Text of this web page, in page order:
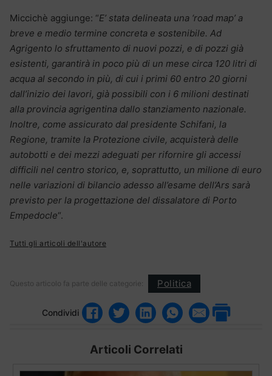
Miccichè aggiunge: “E’ stata delineata una ‘road map’ a
breve e medio termine concreta e sostenibile. Ad
Agrigento lo sfruttamento di nuovi pozzi, e di pozzi già
esistenti, garantirà in poco più di un mese circa 120 litri di
acqua al secondo in più, di cui i primi 60 entro 20 giorni
dall’inizio dei lavori, già possibili con i 6 milioni destinati
alla provincia agrigentina dallo stanziamento nazionale.
Inoltre, come assicurato dal presidente Schifani, la
Regione, tramite la Protezione civile, acquisterà delle
autobotti e dei mezzi adeguati per rifornire gli accessi
difficili nel centro storico, e, soprattutto, un milione di euro
nelle variazioni di bilancio adesso all’esame dell’Ars sarà
previsto per la progettazione del dissalatore di Porto
Empedocle“.
Tutti gli articoli dell'autore
Questo articolo fa parte delle categorie: Politica
Condividi
Articoli Correlati